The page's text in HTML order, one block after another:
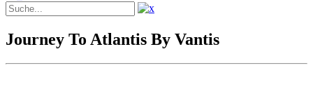
Journey To Atlantis By Vantis